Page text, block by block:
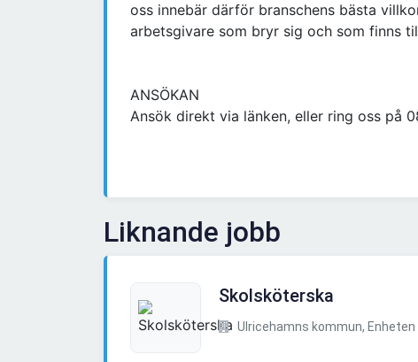
oss innebär därför branschens bästa
arbetsgivare som bryr sig och som finns
ANSÖKAN
Ansök direkt via länken, eller ring oss på
Liknande jobb
Skolsköterska
Ulricehamns kommun,